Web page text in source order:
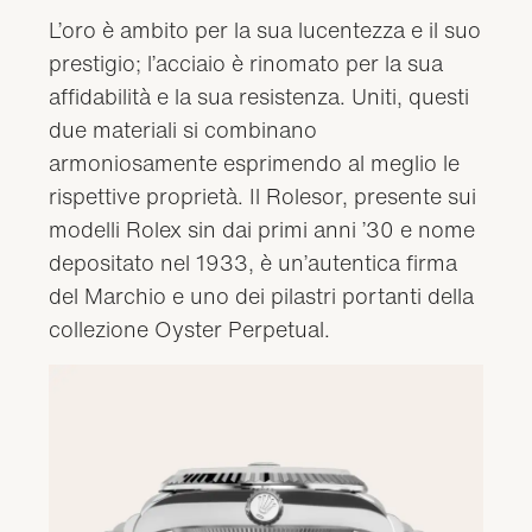
L’oro è ambito per la sua lucentezza e il suo
prestigio; l’acciaio è rinomato per la sua
affidabilità e la sua resistenza. Uniti, questi
due materiali si combinano
armoniosamente esprimendo al meglio le
rispettive proprietà. Il Rolesor, presente sui
modelli Rolex sin dai primi anni ’30 e nome
depositato nel 1933, è un’autentica firma
del Marchio e uno dei pilastri portanti della
collezione Oyster Perpetual.